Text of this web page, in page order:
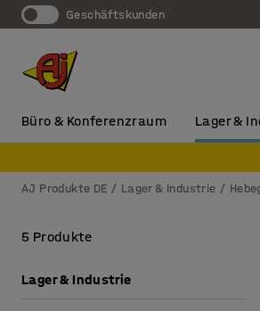
Geschäftskunden
Büro & Konferenzraum Lager &
AJ Produkte DE Lager & Industrie
5 Produkte
Lager & Industrie